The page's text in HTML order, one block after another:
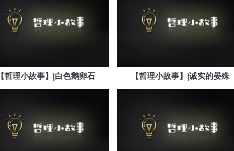
【哲理小故事】|白色鹅卵石 【哲理小故事】|诚实的晏殊